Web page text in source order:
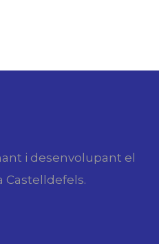
i desenvolupant el
Castelldefels.